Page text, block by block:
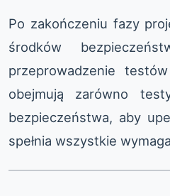
Po zakończeniu fazy
środków
przeprowadzenie
obejmują zarówno
bezpieczeństwa, aby
spełnia wszystkie